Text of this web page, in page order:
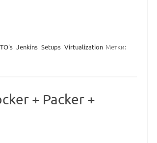
Jenkins Setups Virtualization Метки:
+ Packer +